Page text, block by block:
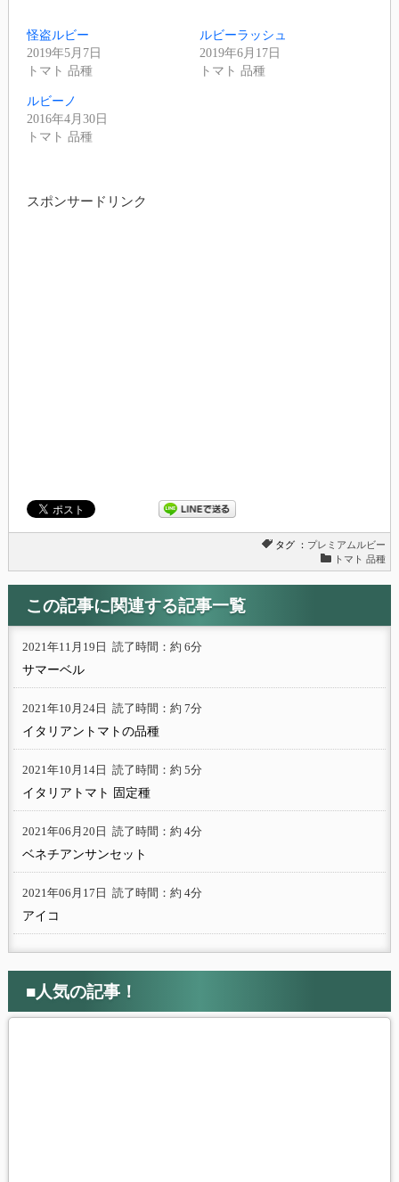
怪盗ルビー
2019年5月7日
トマト 品種
ルビーラッシュ
2019年6月17日
トマト 品種
ルビーノ
2016年4月30日
トマト 品種
スポンサードリンク
タグ ： プレミアムルビー
トマト 品種
この記事に関連する記事一覧
2021年11月19日 読了時間：約 6分
サマーベル
2021年10月24日 読了時間：約 7分
イタリアントマトの品種
2021年10月14日 読了時間：約 5分
イタリアトマト 固定種
2021年06月20日 読了時間：約 4分
ベネチアンサンセット
2021年06月17日 読了時間：約 4分
アイコ
■人気の記事！